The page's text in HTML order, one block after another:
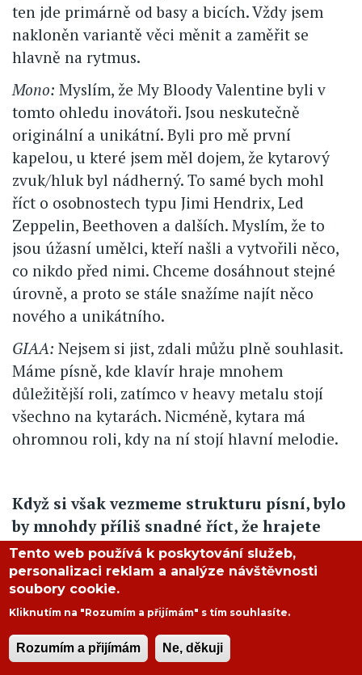
ten jde primárně od basy a bicích. Vždy jsem
nakloněn variantě věci měnit a zaměřit se
hlavně na rytmus.
Mono: Myslím, že My Bloody Valentine byli v
tomto ohledu inovátoři. Jsou neskutečně
originální a unikátní. Byli pro mě první
kapelou, u které jsem měl dojem, že kytarový
zvuk/hluk byl nádherný. To samé bych mohl
říct o osobnostech typu Jimi Hendrix, Led
Zeppelin, Beethoven a dalších. Myslím, že to
jsou úžasní umělci, kteří našli a vytvořili něco,
co nikdo před nimi. Chceme dosáhnout stejné
úrovně, a proto se stále snažíme najít něco
nového a unikátního.
GIAA: Nejsem si jist, zdali můžu plně souhlasit.
Máme písně, kde klavír hraje mnohem
důležitější roli, zatímco v heavy metalu stojí
všechno na kytarách. Nicméně, kytara má
ohromnou roli, kdy na ní stojí hlavní melodie.
Když si však vezmeme strukturu písní, bylo
by mnohdy příliš snadné říct, že hrajete
post rock. Vždy je přítomna určitá snaha
se odlišit a mnohdy nechybí jak
elektronika, tak elementy progresivního
rocku.
LDC:Přesně tak, já osobně nejsem moc fandou
Tento web používá k poskytování služeb,
personalizaci reklam a analýze návštěvnosti
soubory cookie.
Kliknutím na "Rozumím a přijímám" s tím souhlasíte.
Rozumím a přijímám Ne, děkuji